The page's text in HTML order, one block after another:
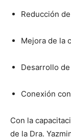
Reducción
Mejora de la
Desarrollo
Conexión
Con la
de la Dra.